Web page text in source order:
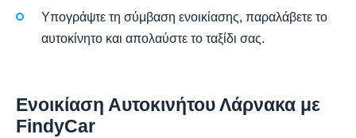
Υπογράψτε τη σύμβαση ενοικίασης, παραλάβετε το
αυτοκίνητο και απολαύστε το ταξίδι σας.
Ενοικίαση Αυτοκινήτου Λάρνακα με
FindyCar